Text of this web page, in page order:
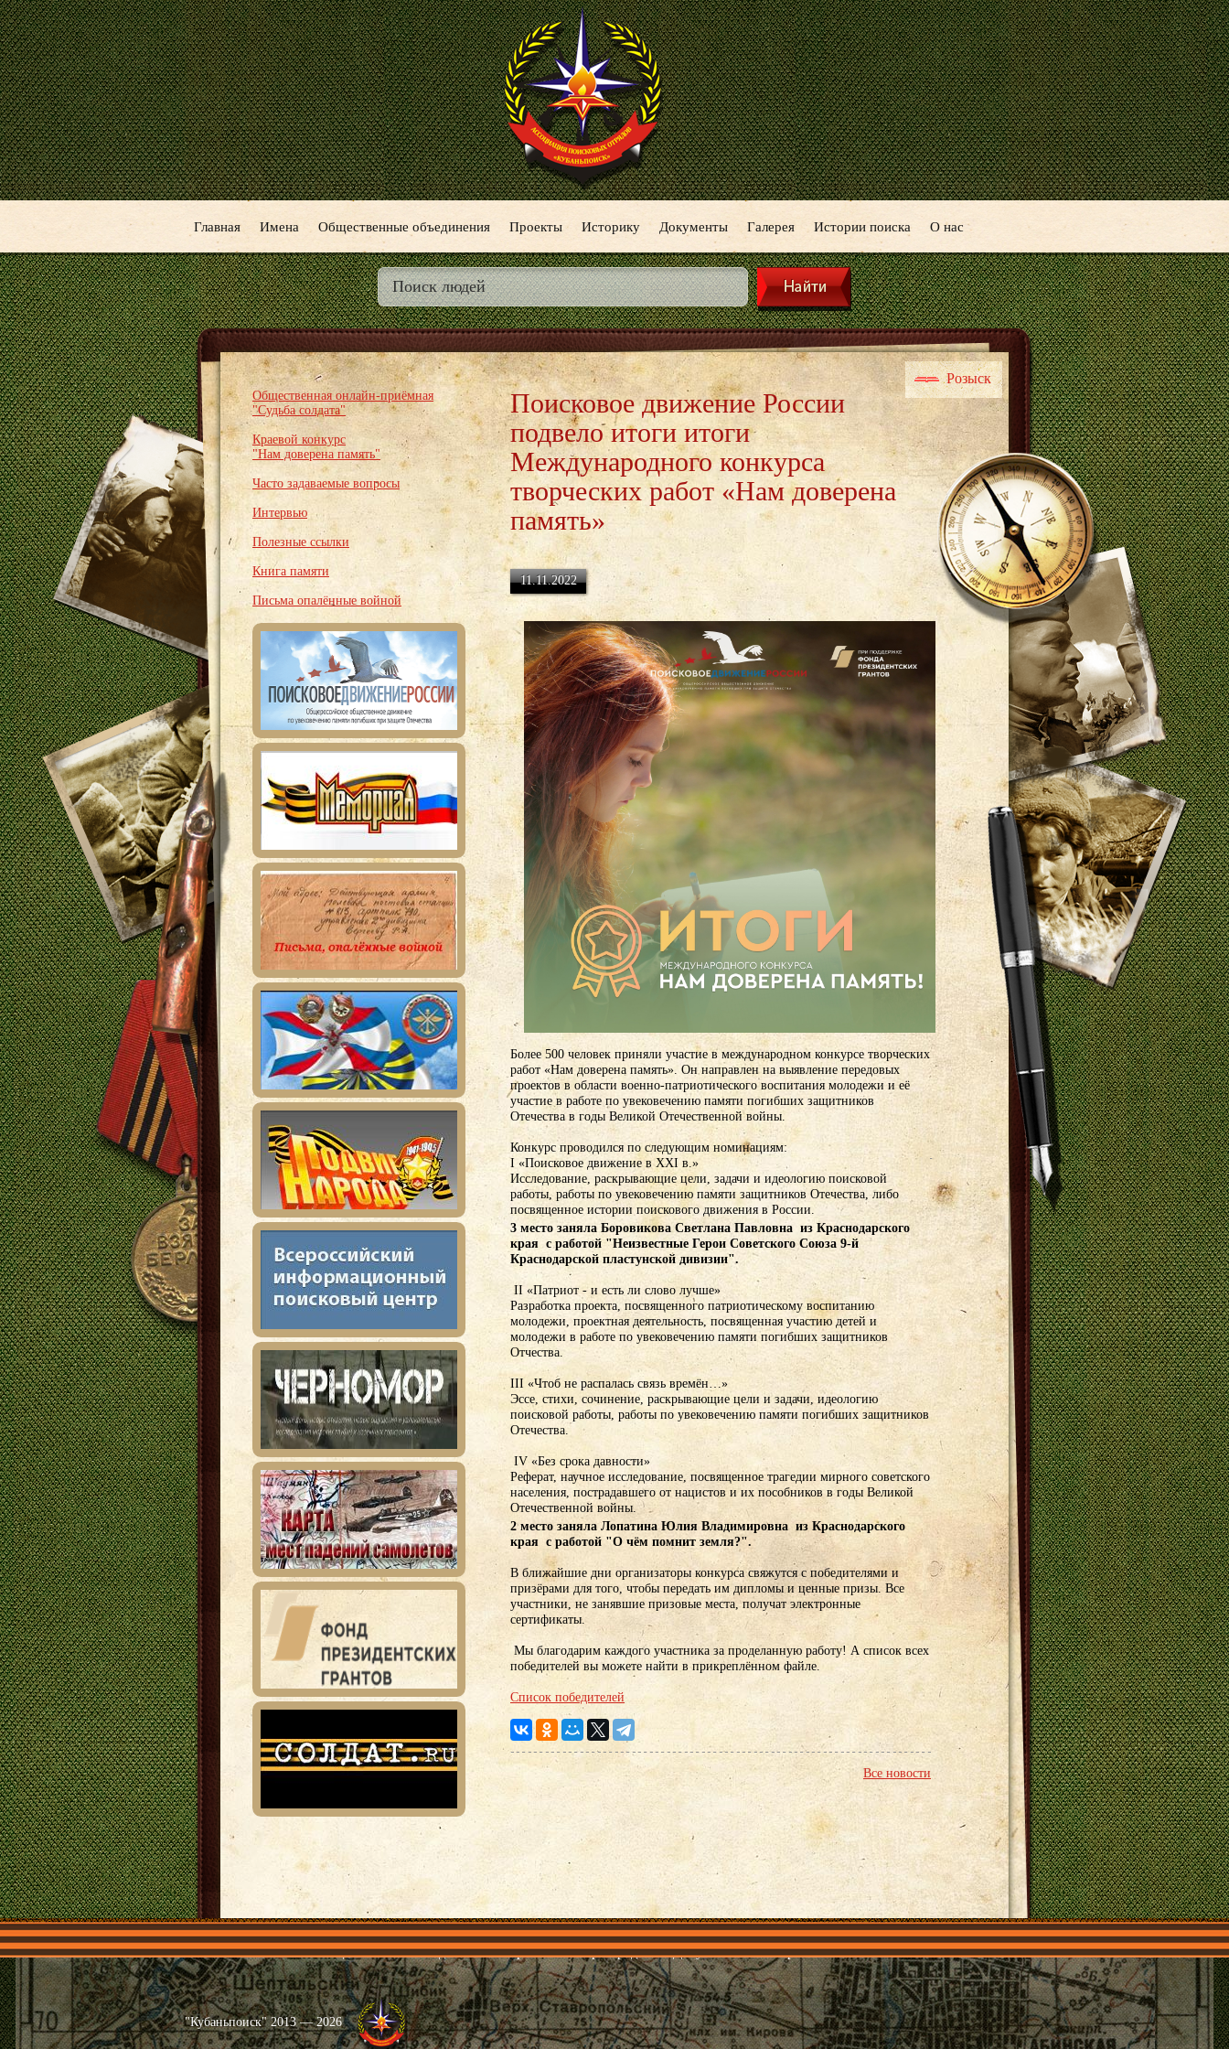
Главная Имена Общественные объединения Проекты Историку Документы Галерея Истории поиска О нас
Общественная онлайн-приёмная
"Судьба солдата"
Краевой конкурс
"Нам доверена память"
Часто задаваемые вопросы
Интервью
Полезные ссылки
Книга памяти
Письма опалённые войной
Розыск
Поисковое движение России
подвело итоги итоги
Международного конкурса
творческих работ «Нам доверена
память»
11.11.2022
Более 500 человек приняли участие в международном конкурсе творческих
работ «Нам доверена память». Он направлен на выявление передовых
проектов в области военно-патриотического воспитания молодежи и её
участие в работе по увековечению памяти погибших защитников
Отечества в годы Великой Отечественной войны.
Конкурс проводился по следующим номинациям:
I «Поисковое движение в XXI в.»
Исследование, раскрывающие цели, задачи и идеологию поисковой
работы, работы по увековечению памяти защитников Отечества, либо
посвященное истории поискового движения в России.
3 место заняла Боровикова Светлана Павловна из Краснодарского
края с работой "Неизвестные Герои Советского Союза 9-й
Краснодарской пластунской дивизии".
II «Патриот - и есть ли слово лучше»
Разработка проекта, посвященного патриотическому воспитанию
молодежи, проектная деятельность, посвященная участию детей и
молодежи в работе по увековечению памяти погибших защитников
Отчества.
III «Чтоб не распалась связь времён…»
Эссе, стихи, сочинение, раскрывающие цели и задачи, идеологию
поисковой работы, работы по увековечению памяти погибших защитников
Отечества.
IV «Без срока давности»
Реферат, научное исследование, посвященное трагедии мирного советского
населения, пострадавшего от нацистов и их пособников в годы Великой
Отечественной войны.
2 место заняла Лопатина Юлия Владимировна из Краснодарского
края с работой "О чём помнит земля?".
В ближайшие дни организаторы конкурса свяжутся с победителями и
призёрами для того, чтобы передать им дипломы и ценные призы. Все
участники, не занявшие призовые места, получат электронные
сертификаты.
Мы благодарим каждого участника за проделанную работу! А список всех
победителей вы можете найти в прикреплённом файле.
Список победителей
Все новости
Главная Имена Общественные объединения Проекты Герои рядом Документы Галерея О нас
"Кубаньпоиск" 2013 — 2026